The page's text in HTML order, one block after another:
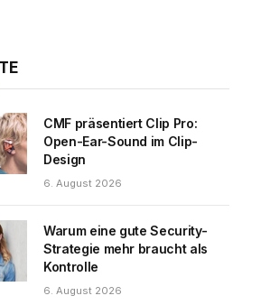
CMF präsentiert Clip Pro:
Open-Ear-Sound im Clip-
Design
6. August 2026
Warum eine gute Security-
Strategie mehr braucht als
Kontrolle
6. August 2026